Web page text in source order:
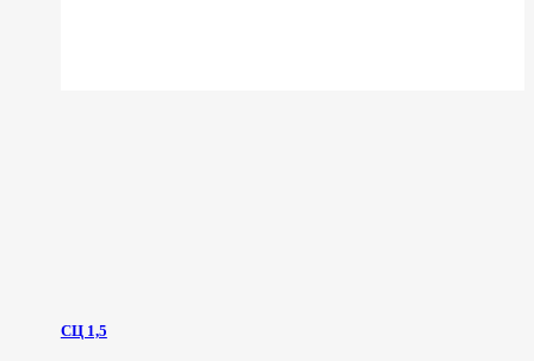
СЦ 1,5